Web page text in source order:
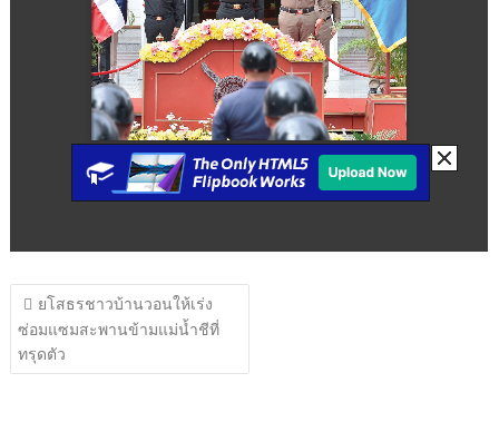
แนะแนว
เรื่อง
ยโสธรชาวบ้านวอนให้เร่ง
ซ่อมแซมสะพานข้ามแม่น้ำชีที่
ทรุดตัว